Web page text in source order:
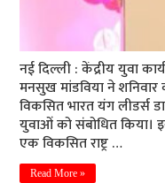
नई दिल्ली : केंद्रीय युवा
मनसुख मांडविया ने
विकसित भारत यंग लीडर्स
युवाओं को संबोधित किया।
एक विकसित राष्ट्र …
Read More »